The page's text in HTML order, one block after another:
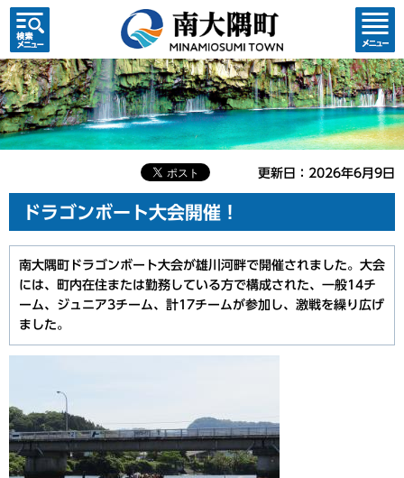
検索・
共通メ
ニュー
コンテ
ンツメ
ニュー
更新日：2026年6月9日
ドラゴンボート大会開催！
南大隅町ドラゴンボート大会が雄川河畔で開催されました。大会
には、町内在住または勤務している方で構成された、一般14チ
ーム、ジュニア3チーム、計17チームが参加し、激戦を繰り広げ
ました。